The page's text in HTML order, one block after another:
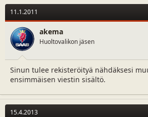
11.1.2011
akema
Huoltovalikon jäsen
Sinun tulee rekisteröityä nähdäksesi
ensimmäisen viestin sisältö.
15.4.2013